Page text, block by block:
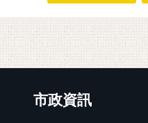
市政資訊